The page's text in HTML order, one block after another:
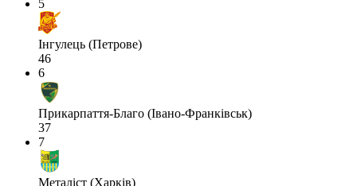
5
Інгулець (Петрове)
46
6
Прикарпаття-Благо (Івано-Франківськ)
37
7
Металіст (Харків)